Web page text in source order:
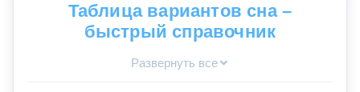
Таблица вариантов сна –
быстрый справочник
Развернуть все